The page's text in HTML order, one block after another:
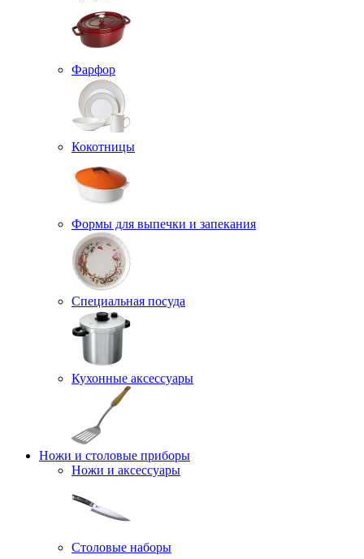
Фарфор
Кокотницы
Формы для выпечки и запекания
Специальная посуда
Кухонные аксессуары
Ножи и столовые приборы
Ножи и аксессуары
Столовые наборы